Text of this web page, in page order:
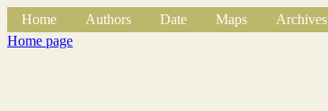
Home Authors Date Maps Archives
Home page